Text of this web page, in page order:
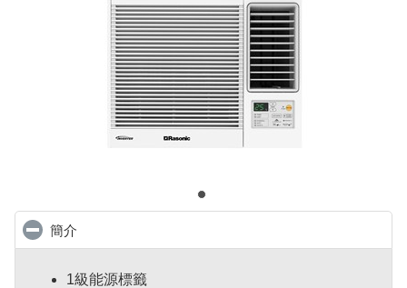
簡介
1級能源標籤